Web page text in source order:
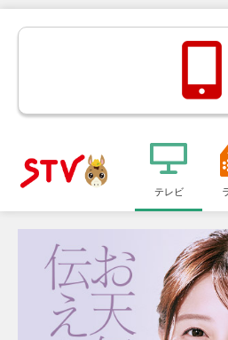
ＳＴＶ札
幌テレビ
メ
ュ
テレビ